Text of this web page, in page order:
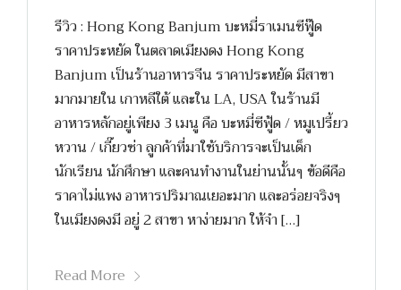
รีวิว : Hong Kong Banjum บะหมี่ราเมนซีฟู๊ด
ราคาประหยัด ในตลาดเมียงดง Hong Kong
Banjum เป็นร้านอาหารจีน ราคาประหยัด มีสาขา
มากมายใน เกาหลีใต้ และใน LA, USA ในร้านมี
อาหารหลักอยู่เพียง 3 เมนู คือ บะหมี่ซีฟู้ด / หมูเปรี้ยว
หวาน / เกี๊ยวซ่า ลูกค้าที่มาใช้บริการจะเป็นเด็ก
นักเรียน นักศึกษา และคนทำงานในย่านนั้นๆ ข้อดีคือ
ราคาไม่แพง อาหารปริมาณเยอะมาก และอร่อยจริงๆ
ในเมียงดงมี อยู่ 2 สาขา หาง่ายมาก ให้จำ […]
Read More